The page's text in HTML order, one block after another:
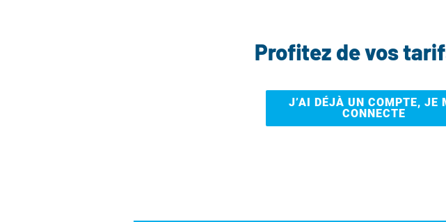
Profitez de vos
J’AI DÉJÀ UN COMPTE, JE
CONNECTE